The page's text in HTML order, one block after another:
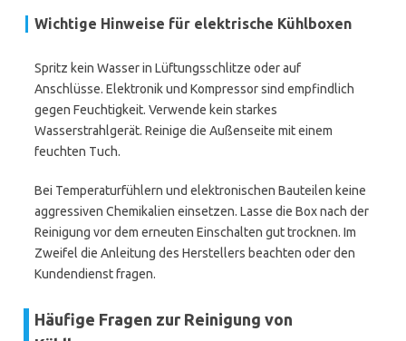
Wichtige Hinweise für elektrische Kühlboxen
Spritz kein Wasser in Lüftungsschlitze oder auf
Anschlüsse. Elektronik und Kompressor sind empfindlich
gegen Feuchtigkeit. Verwende kein starkes
Wasserstrahlgerät. Reinige die Außenseite mit einem
feuchten Tuch.
Bei Temperaturfühlern und elektronischen Bauteilen keine
aggressiven Chemikalien einsetzen. Lasse die Box nach der
Reinigung vor dem erneuten Einschalten gut trocknen. Im
Zweifel die Anleitung des Herstellers beachten oder den
Kundendienst fragen.
Häufige Fragen zur Reinigung von